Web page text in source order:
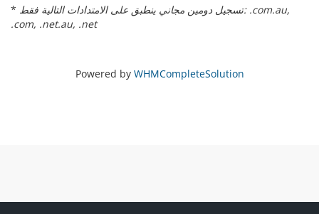
* تسجيل دومين مجاني ينطبق على الامتدادات التالية فقط: .com.au,
.com, .net.au, .net
Powered by WHMCompleteSolution